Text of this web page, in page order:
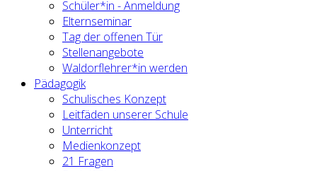
Schüler*in - Anmeldung
Elternseminar
Tag der offenen Tür
Stellenangebote
Waldorflehrer*in werden
Pädagogik
Schulisches Konzept
Leitfäden unserer Schule
Unterricht
Medienkonzept
21 Fragen